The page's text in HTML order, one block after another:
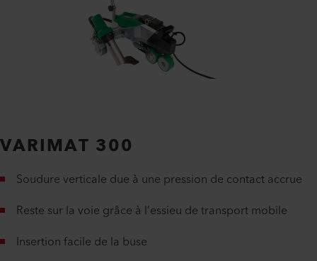
VARIMAT 300
Soudure verticale due à une pression de contact accrue
Reste sur la voie grâce à l’essieu de transport mobile
Insertion facile de la buse